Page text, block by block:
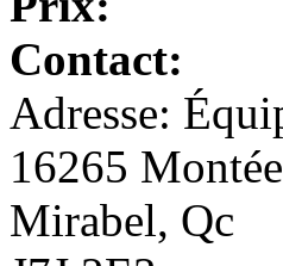
Contact:
Adresse:
16265
Mirabel, Qc